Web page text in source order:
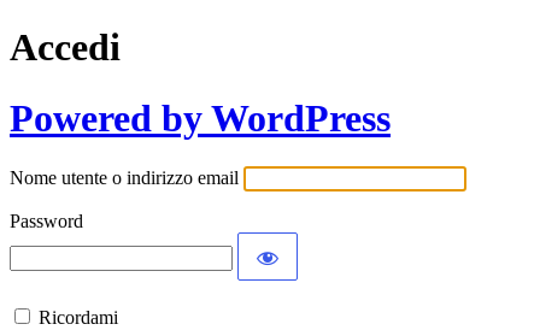
Accedi
Powered by WordPress
Nome utente o indirizzo email
Password
Ricordami